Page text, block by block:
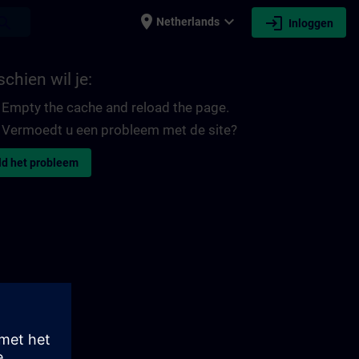
place Netherlands expand_more login Inloggen
wil je:
Empty the cache and reload the page.
Vermoedt u een probleem met de site?
het probleem